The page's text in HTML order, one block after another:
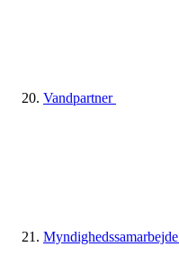
Vandpartner
Myndighedssamarbejde